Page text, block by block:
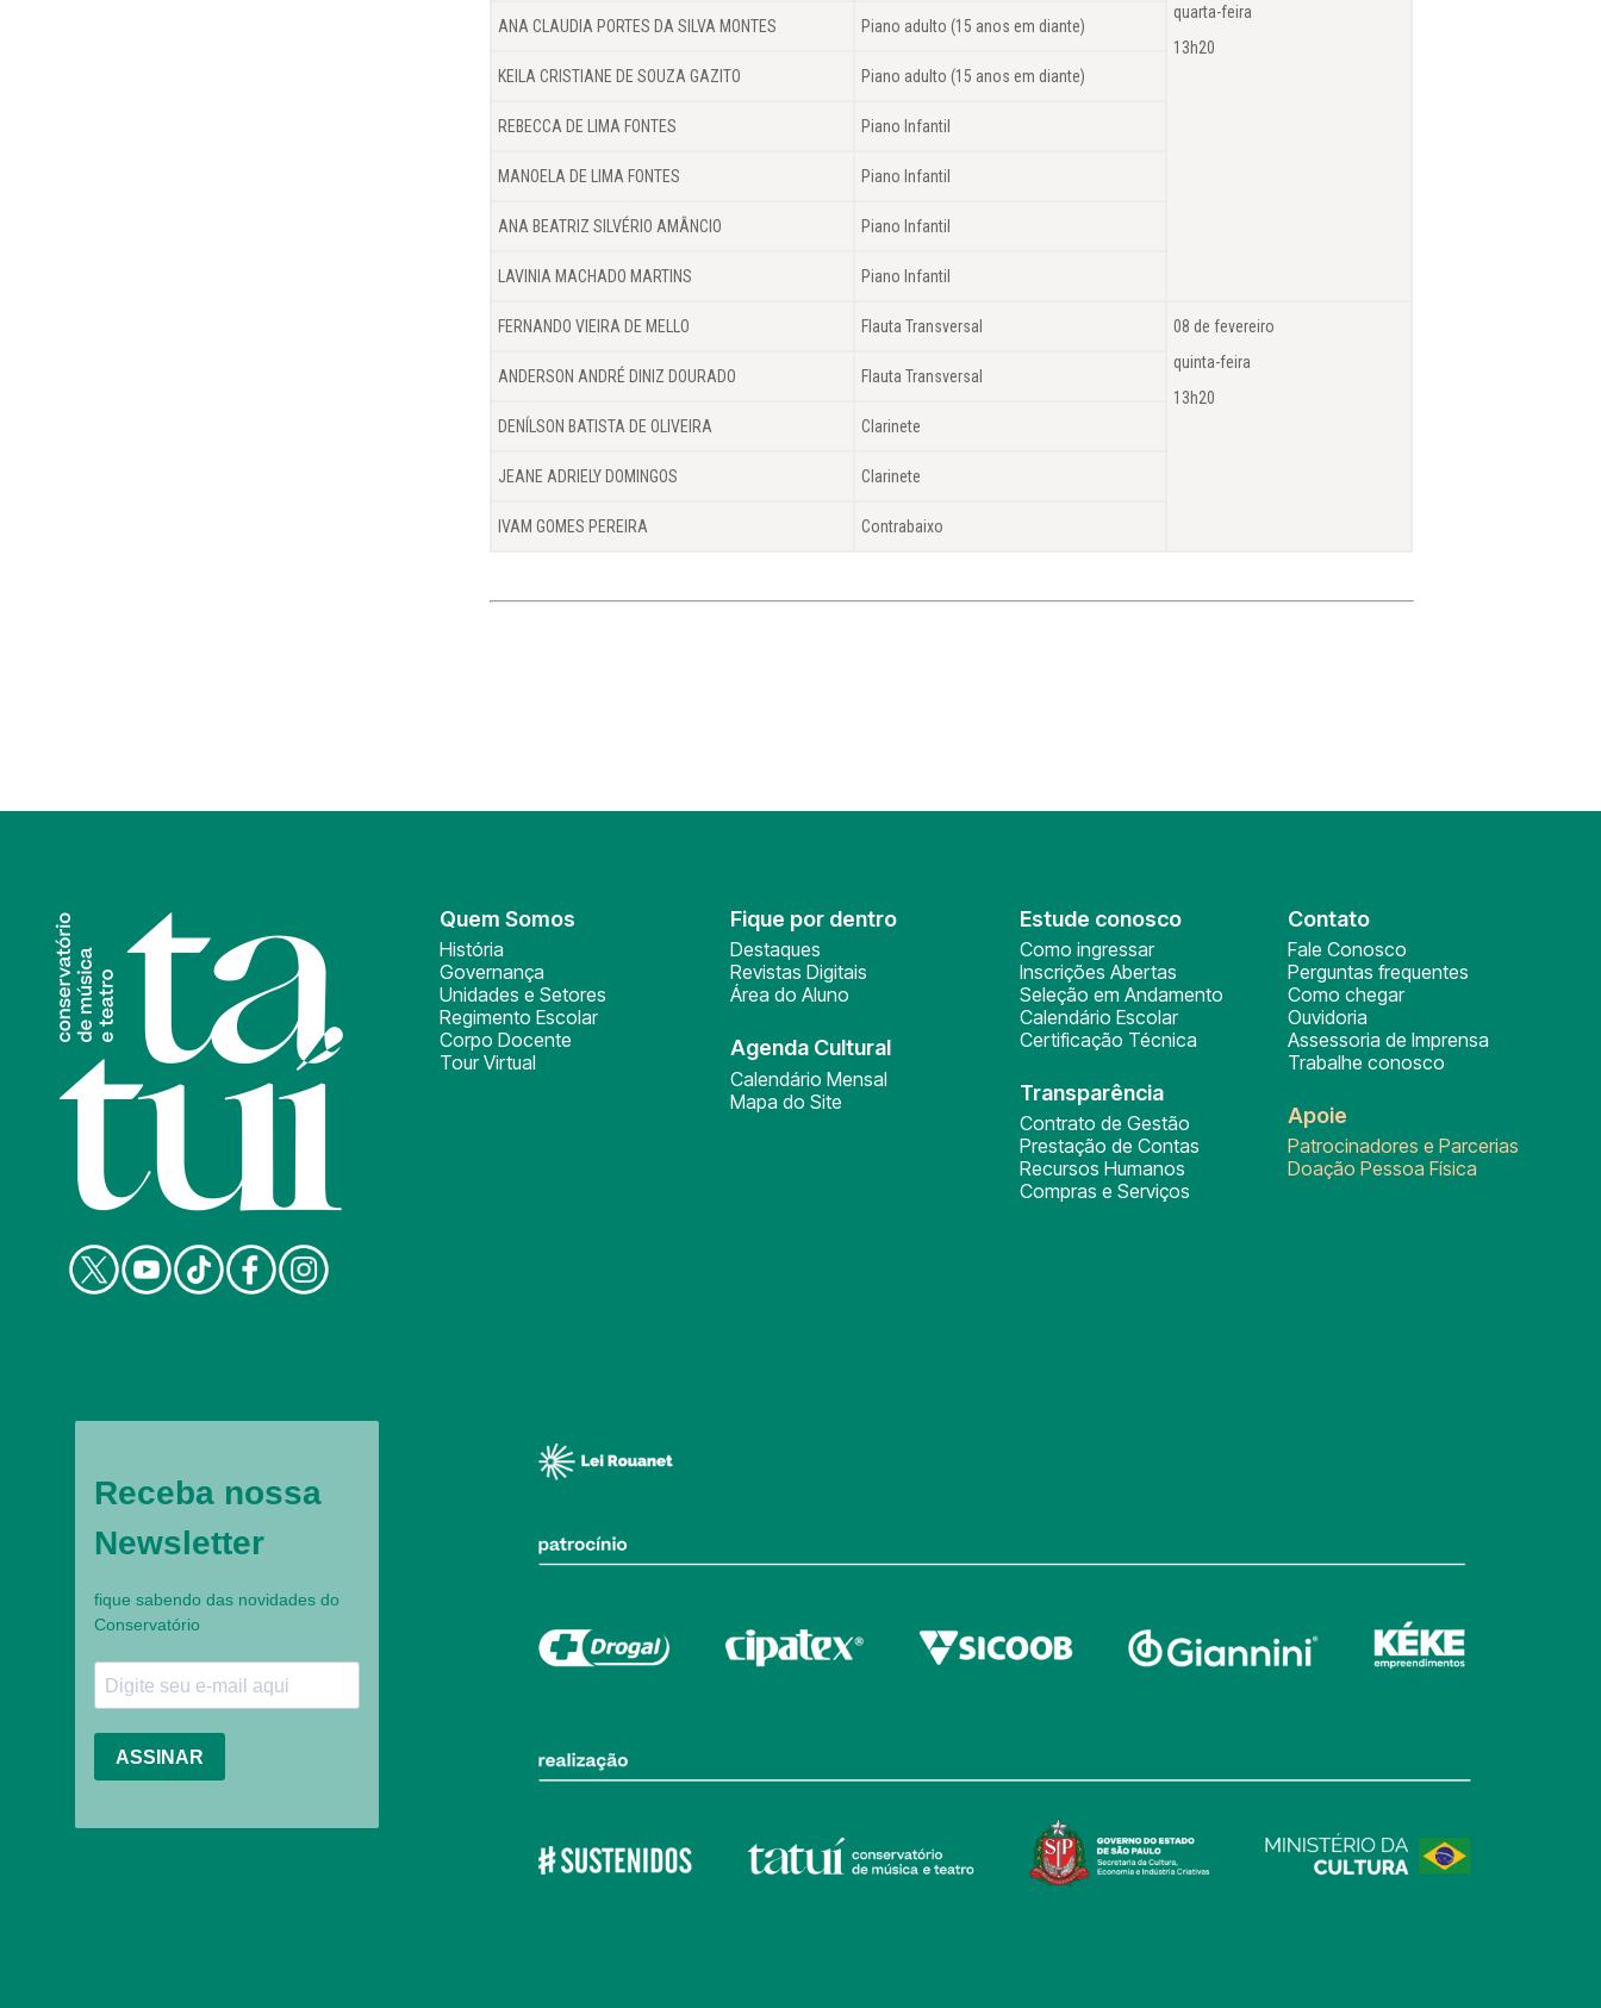
quarta-feira
13h20
ANA CLAUDIA PORTES DA SILVA MONTES Piano adulto (15 anos em diante)
KEILA CRISTIANE DE SOUZA GAZITO Piano adulto (15 anos em diante)
REBECCA DE LIMA FONTES Piano Infantil
MANOELA DE LIMA FONTES Piano Infantil
ANA BEATRIZ SILVÉRIO AMÂNCIO Piano Infantil
LAVINIA MACHADO MARTINS Piano Infantil
FERNANDO VIEIRA DE MELLO Flauta Transversal
08 de fevereiro
quinta-feira
13h20
ANDERSON ANDRÉ DINIZ DOURADO Flauta Transversal
DENÍLSON BATISTA DE OLIVEIRA Clarinete
JEANE ADRIELY DOMINGOS Clarinete
IVAM GOMES PEREIRA Contrabaixo
Quem Somos
História
Governança
Unidades e Setores
Regimento Escolar
Corpo Docente
Tour Virtual
Fique por dentro
Destaques
Revistas Digitais
Área do Aluno
Agenda Cultural
Calendário Mensal
Mapa do Site
Estude conosco
Como ingressar
Inscrições Abertas
Seleção em Andamento
Calendário Escolar
Certificação Técnica
Transparência
Contrato de Gestão
Prestação de Contas
Recursos Humanos
Compras e Serviços
Contato
Fale Conosco
Perguntas frequentes
Como chegar
Ouvidoria
Assessoria de Imprensa
Trabalhe conosco
Apoie
Patrocinadores e Parcerias
Doação Pessoa Física